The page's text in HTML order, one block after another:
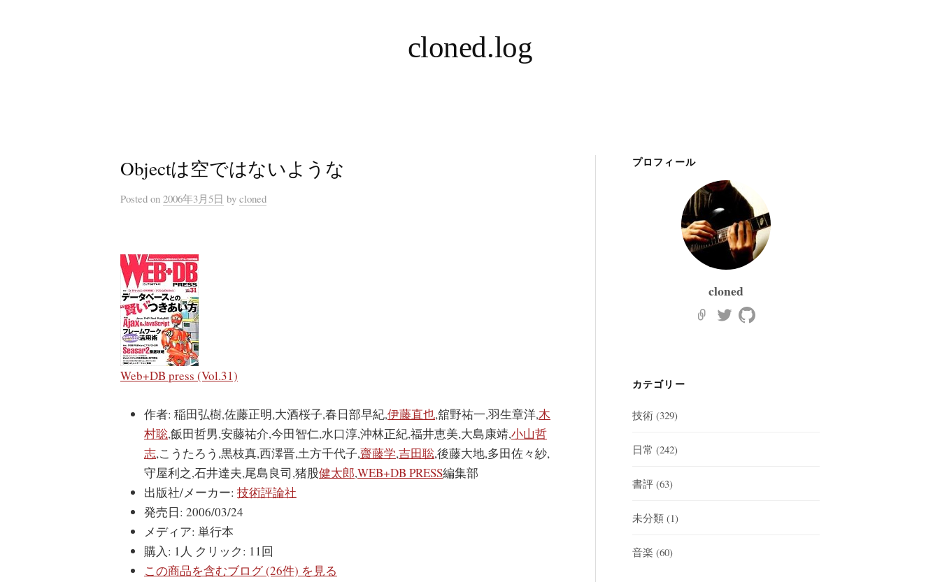
ッ
cloned.log
Objectは空ではないような
Posted on 2006年3月5日 by cloned
Web+DB press (Vol.31)
作者: 稲田弘樹,佐藤正明,大酒桜子,春日部早紀,伊藤直也,舘野祐一,羽生章洋,木
村聡,飯田哲男,安藤祐介,今田智仁,水口淳,沖林正紀,福井恵美,大島康靖,小山哲
志,こうたろう,黒枝真,西澤晋,土方千代子,齋藤学,吉田聡,後藤大地,多田佐々紗,
守屋利之,石井達夫,尾島良司,猪股健太郎,WEB+DB PRESS編集部
出版社/メーカー: 技術評論社
発売日: 2006/03/24
メディア: 単行本
購入: 1人 クリック: 11回
この商品を含むブログ (26件) を見る
プロフィール
cloned
カテゴリー
技術 (329)
日常 (242)
書評 (63)
未分類 (1)
音楽 (60)